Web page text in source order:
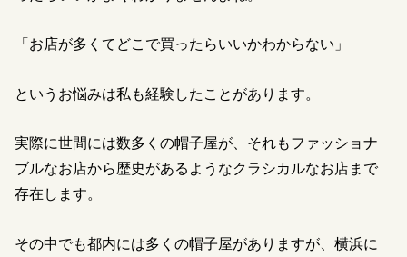
「お店が多くてどこで買ったらいいかわからない」
というお悩みは私も経験したことがあります。
実際に世間には数多くの帽子屋が、それもファッショナ
ブルなお店から歴史があるようなクラシカルなお店まで
存在します。
その中でも都内には多くの帽子屋がありますが、横浜に